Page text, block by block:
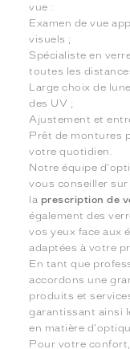
vue :
Examen de vue
visuels ;
Spécialiste en
toutes les
Large choix de
des UV ;
Ajustement et
Prêt de montures
votre quotidien.
Notre équipe
vous conseiller
la prescription de
également des
vos yeux face aux
adaptées à votre
En tant que
accordons une
produits et
garantissant ainsi
en matière
Pour votre